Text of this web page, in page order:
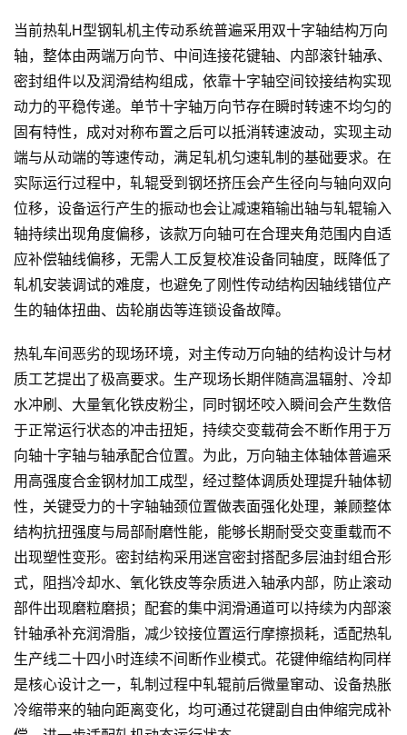
当前热轧H型钢轧机主传动系统普遍采用双十字轴结构万向
轴，整体由两端万向节、中间连接花键轴、内部滚针轴承、
密封组件以及润滑结构组成，依靠十字轴空间铰接结构实现
动力的平稳传递。单节十字轴万向节存在瞬时转速不均匀的
固有特性，成对对称布置之后可以抵消转速波动，实现主动
端与从动端的等速传动，满足轧机匀速轧制的基础要求。在
实际运行过程中，轧辊受到钢坯挤压会产生径向与轴向双向
位移，设备运行产生的振动也会让减速箱输出轴与轧辊输入
轴持续出现角度偏移，该款万向轴可在合理夹角范围内自适
应补偿轴线偏移，无需人工反复校准设备同轴度，既降低了
轧机安装调试的难度，也避免了刚性传动结构因轴线错位产
生的轴体扭曲、齿轮崩齿等连锁设备故障。
热轧车间恶劣的现场环境，对主传动万向轴的结构设计与材
质工艺提出了极高要求。生产现场长期伴随高温辐射、冷却
水冲刷、大量氧化铁皮粉尘，同时钢坯咬入瞬间会产生数倍
于正常运行状态的冲击扭矩，持续交变载荷会不断作用于万
向轴十字轴与轴承配合位置。为此，万向轴主体轴体普遍采
用高强度合金钢材加工成型，经过整体调质处理提升轴体韧
性，关键受力的十字轴轴颈位置做表面强化处理，兼顾整体
结构抗扭强度与局部耐磨性能，能够长期耐受交变重载而不
出现塑性变形。密封结构采用迷宫密封搭配多层油封组合形
式，阻挡冷却水、氧化铁皮等杂质进入轴承内部，防止滚动
部件出现磨粒磨损；配套的集中润滑通道可以持续为内部滚
针轴承补充润滑脂，减少铰接位置运行摩擦损耗，适配热轧
生产线二十四小时连续不间断作业模式。花键伸缩结构同样
是核心设计之一，轧制过程中轧辊前后微量窜动、设备热胀
冷缩带来的轴向距离变化，均可通过花键副自由伸缩完成补